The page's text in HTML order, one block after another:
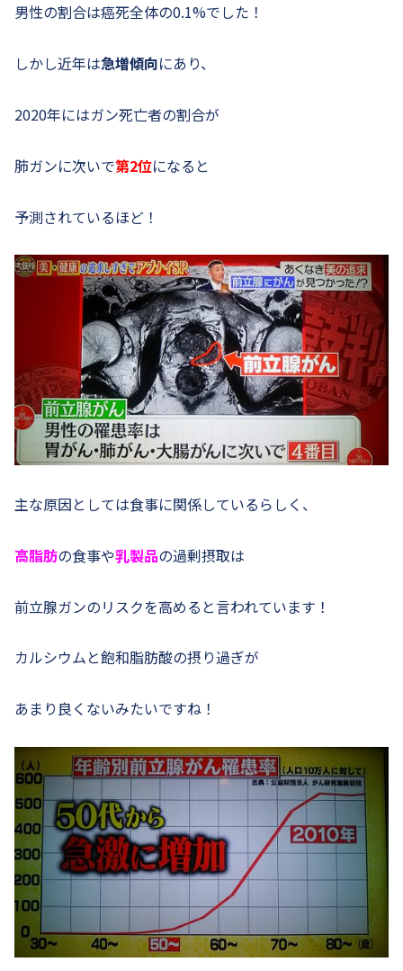
男性の割合は癌死全体の0.1%でした！
しかし近年は急増傾向にあり、
2020年にはガン死亡者の割合が
肺ガンに次いで第2位になると
予測されているほど！
主な原因としては食事に関係しているらしく、
高脂肪の食事や乳製品の過剰摂取は
前立腺ガンのリスクを高めると言われています！
カルシウムと飽和脂肪酸の摂り過ぎが
あまり良くないみたいですね！